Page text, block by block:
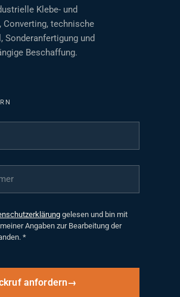
Klebe- und
Converting, technische
Sonderanfertigung und
Beschaffung.
gelesen und bin mit
Angaben zur Bearbeitung der
*
anfordern